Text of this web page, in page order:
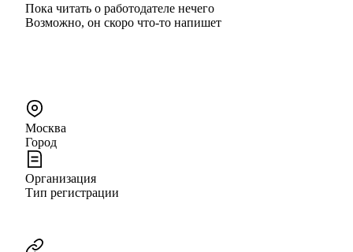
Пока читать о работодателе нечего
Возможно, он скоро что‑то напишет
Москва
Город
Организация
Тип регистрации